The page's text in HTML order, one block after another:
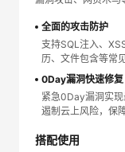
全面的攻击防护
支持SQL注入、
历、文件包含等常
0Day漏洞快速修复
紧急0Day漏洞实
遏制云上风险，保
搭配使用